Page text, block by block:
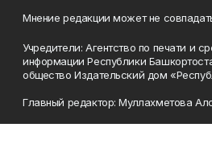
Мнение редакции может не
Учредители: Агентство по печати и
информации Республики
общество Издательский дом
Главный редактор: Муллахметова